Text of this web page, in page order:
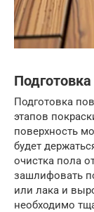
Подготовка
этапов
поверхность
будет
очистка пола
зашлифовать
или лака и
необходимо